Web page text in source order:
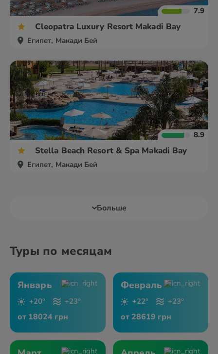
7.9
Cleopatra Luxury Resort Makadi Bay
Египет, Макади Бей
8.9
Stella Beach Resort & Spa Makadi Bay
Египет, Макади Бей
Больше
Туры по месяцам
Январь
+20° +23°
от 18024 грн
Февраль
+22° +23°
от 28619 грн